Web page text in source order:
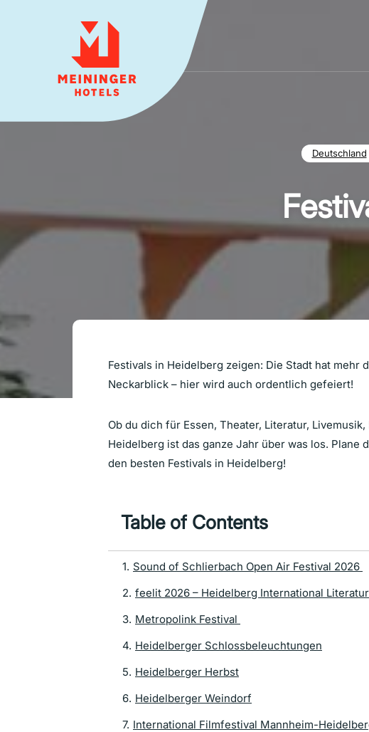
Deutschland
Festivals in Heidelberg zeigen: Die Stadt hat mehr
Neckarblick – hier wird auch ordentlich gefeiert!
Ob du dich für Essen, Theater, Literatur,
Heidelberg ist das ganze Jahr über was los. Plane
den besten Festivals in Heidelberg!
Table of Contents
1. Sound of Schlierbach Open Air Festival 2026
2. feelit 2026 – Heidelberg International
3. Metropolink Festival
4. Heidelberger Schlossbeleuchtungen
5. Heidelberger Herbst
6. Heidelberger Weindorf
7. International Filmfestival Mannheim-